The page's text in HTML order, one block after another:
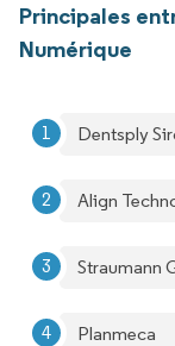
Principales
Numérique
Dentsply
Align
Straumann
Planmeca